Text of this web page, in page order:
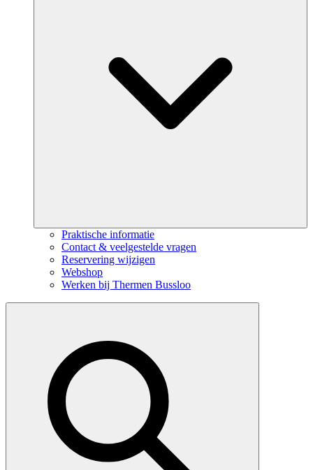
Praktische informatie
Contact & veelgestelde vragen
Reservering wijzigen
Webshop
Werken bij Thermen Bussloo